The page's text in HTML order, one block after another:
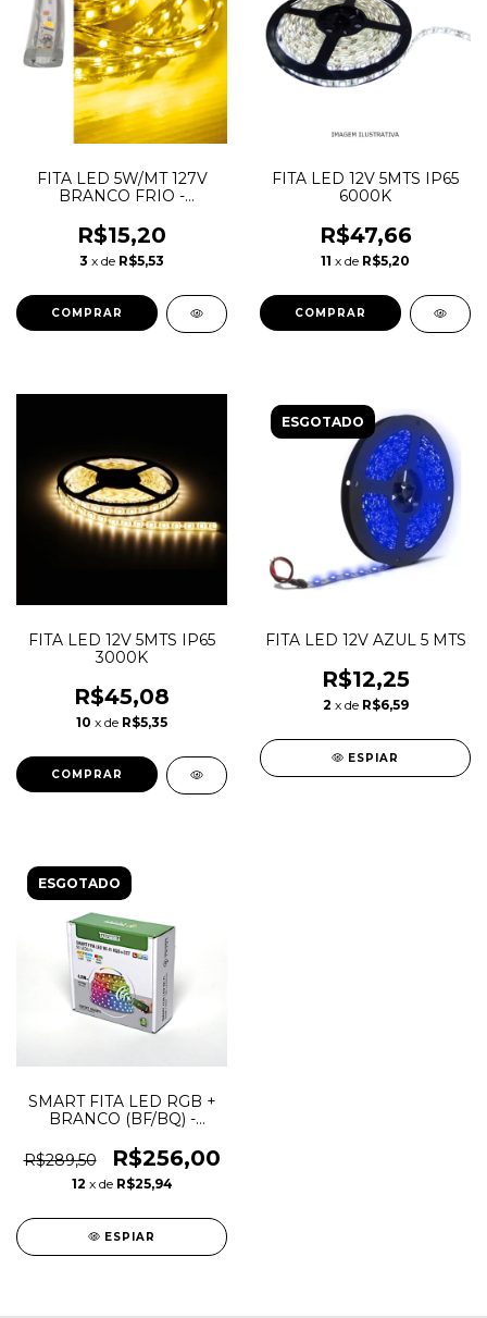
FITA LED 5W/MT 127V
BRANCO FRIO -
R$15,20
3 x de R$5,53
FITA LED 12V 5MTS IP65
6000K
R$47,66
11 x de R$5,20
FITA LED 12V 5MTS IP65
3000K
R$45,08
10 x de R$5,35
ESGOTADO
FITA LED 12V AZUL 5 MTS
R$12,25
2 x de R$6,59
ESPIAR
ESGOTADO
SMART FITA LED RGB +
BRANCO (BF/BQ) -
TASCHIBRA
R$289,50 R$256,00
12 x de R$25,94
ESPIAR